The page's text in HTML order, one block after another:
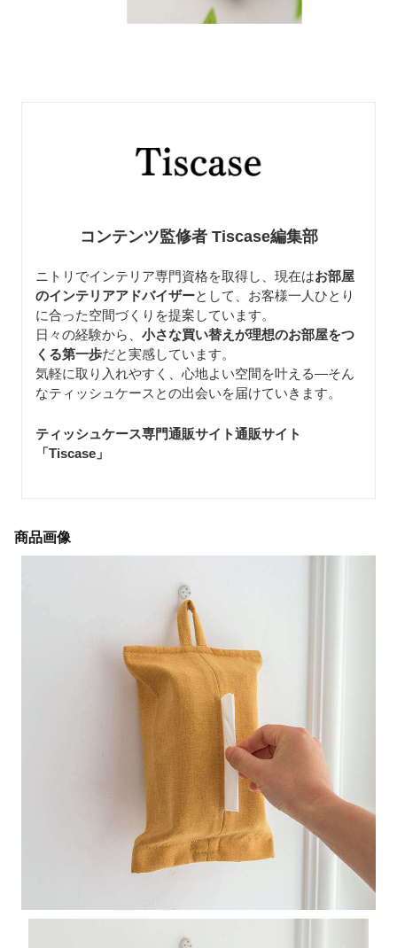
コンテンツ監修者 Tiscase編集部
ニトリでインテリア専門資格を取得し、現在はお部屋
のインテリアアドバイザーとして、お客様一人ひとり
に合った空間づくりを提案しています。
日々の経験から、 小さな買い替えが理想のお部屋をつ
くる第一歩だと実感しています。
気軽に取り入れやすく、心地よい空間を叶える—そん
なティッシュケースとの出会いを届けていきます。
ティッシュケース専門通販サイト通販サイト
「Tiscase 」
商品画像